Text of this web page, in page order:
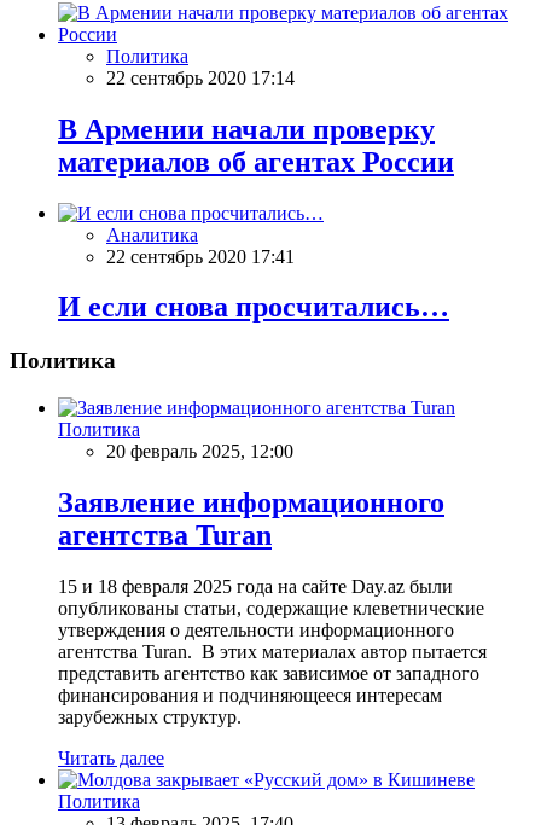
Политика
22 сентябрь 2020 17:14
В Армении начали проверку
материалов об агентах России
Аналитика
22 сентябрь 2020 17:41
И если снова просчитались…
Политика
Политика
20 февраль 2025, 12:00
Заявление информационного
агентства Turan
15 и 18 февраля 2025 года на сайте Day.az были
опубликованы статьи, содержащие клеветнические
утверждения о деятельности информационного
агентства Turan. В этих материалах автор пытается
представить агентство как зависимое от западного
финансирования и подчиняющееся интересам
зарубежных структур.
Читать далее
Политика